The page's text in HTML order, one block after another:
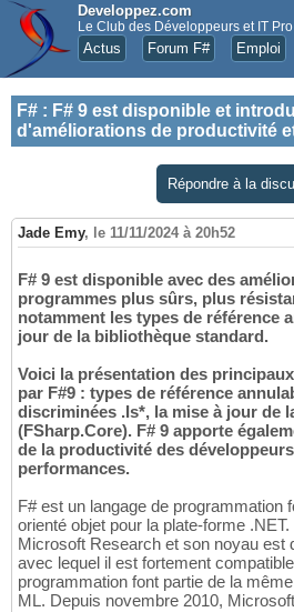
Developpez.com
Le Club des Développeurs et IT Pro
Actus Forum F# Emploi
F# : F# 9 est disponible et
d'améliorations de productivité
Répondre à la
Jade Emy, le 11/11/2024 à 20h52
F# 9 est disponible avec des
programmes plus sûrs, plus
notamment les types de référence
jour de la bibliothèque standard.
Voici la présentation des
par F#9 : types de référence
discriminées .Is*, la mise à jour de
(FSharp.Core). F# 9 apporte
de la productivité des
performances.
F# est un langage de programmation
orienté objet pour la plate-forme
Microsoft Research et son noyau est
avec lequel il est fortement
programmation font partie de la
ML. Depuis novembre 2010,